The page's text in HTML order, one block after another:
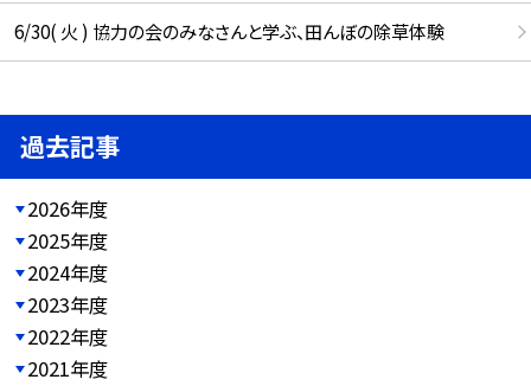
6/30( 火 ) 協力の会のみなさんと学ぶ、田んぼの除草体験
過去記事
2026年度
2025年度
2024年度
2023年度
2022年度
2021年度